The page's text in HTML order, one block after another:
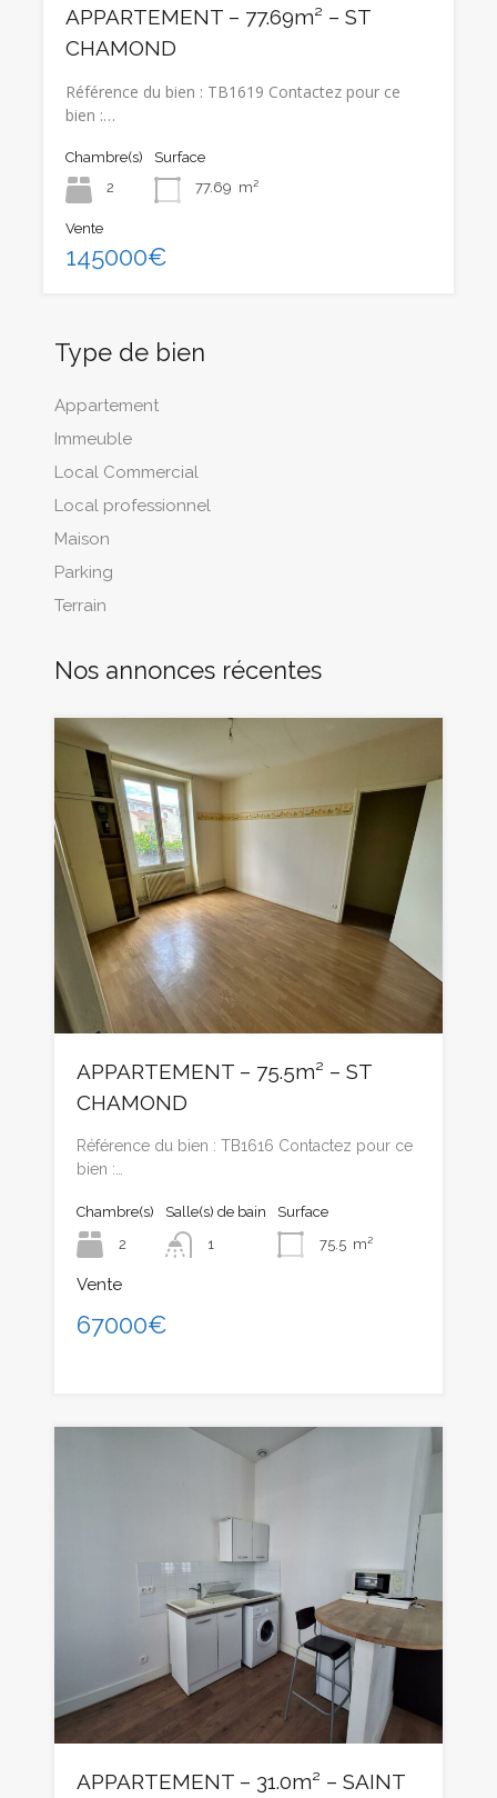
APPARTEMENT – 77.69m² – ST
CHAMOND
Référence du bien : TB1619 Contactez pour ce
bien :…
Chambre(s)
2
Surface
77.69 m²
Vente
145000€
Type de bien
Appartement
Immeuble
Local Commercial
Local professionnel
Maison
Parking
Terrain
Nos annonces récentes
APPARTEMENT – 75.5m² – ST
CHAMOND
Référence du bien : TB1616 Contactez pour ce
bien :…
Chambre(s)
2
Salle(s) de bain
1
Surface
75.5 m²
Vente
67000€
APPARTEMENT – 31.0m² – SAINT